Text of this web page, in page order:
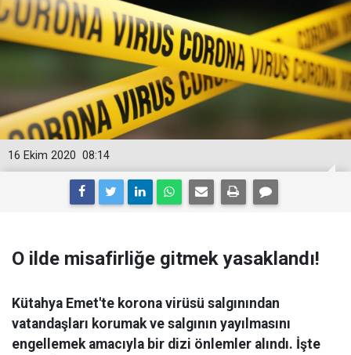
08:14
16 Ekim 2020
O ilde misafirliğe gitmek yasaklandı!
Kütahya Emet'te korona virüsü salgınından
vatandaşları korumak ve salgının yayılmasını
engellemek amacıyla bir dizi önlemler alındı. İşte